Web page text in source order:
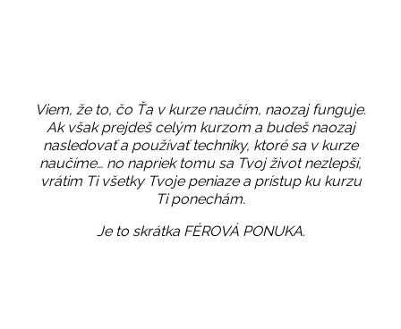
Viem, že to, čo Ťa v kurze naučím, naozaj funguje.
Ak však prejdeš celým kurzom a budeš naozaj
nasledovať a používať techniky, ktoré sa v kurze
naučíme… no napriek tomu sa Tvoj život nezlepší,
vrátim Ti všetky Tvoje peniaze a prístup ku kurzu
Ti ponechám.
Je to skrátka FÉROVÁ PONUKA.